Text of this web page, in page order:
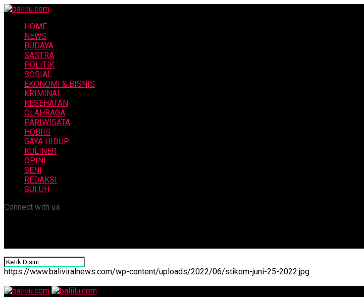
HOME
NEWS
BUDAYA
SASTRA
POLITIK
SOSIAL
EKONOMI & BISNIS
KRIMINAL
KESEHATAN
OLAHRAGA
PARIWISATA
HOBIIS
GAYA HIDUP
KULINER
OPINI
SENI
REDAKSI
SULUH
Connect with us
https://www.baliviralnews.com/wp-content/uploads/2022/06/stikom-juni-25-2022.jpg